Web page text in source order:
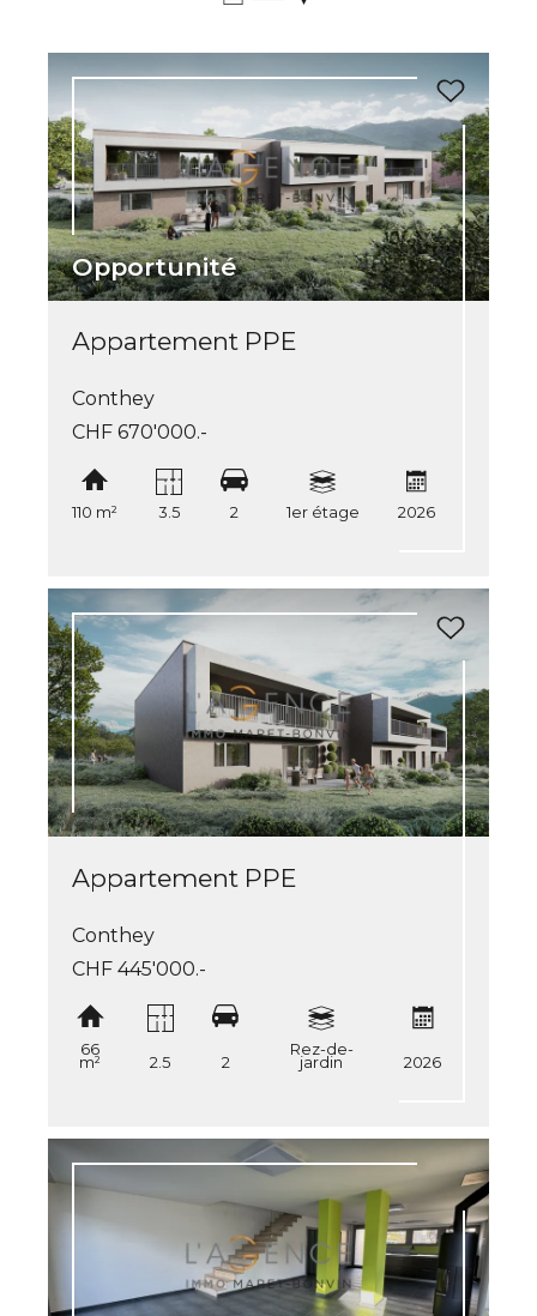
Opportunité
Appartement PPE
Conthey
CHF 670'000.-
110 m² 3.5 2 1er étage 2026
Appartement PPE
Conthey
CHF 445'000.-
66
m² 2.5 2
Rez-de-
jardin 2026